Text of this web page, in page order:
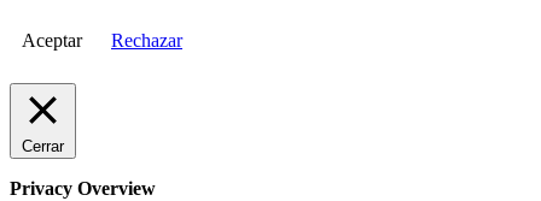
Aceptar Rechazar
Cerrar
Privacy Overview